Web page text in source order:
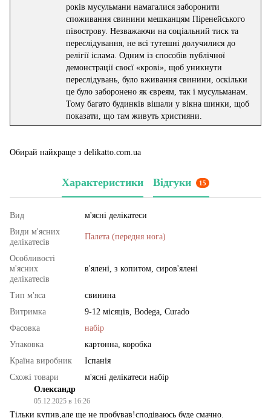
років мусульмани намагалися заборонити
споживання свинини мешканцям Піренейського
півострову. Незважаючи на соціальний тиск та
переслідування, не всі тутешні долучилися до
релігії іслама. Одним із способів публічної
демонстрації своєї «крові», щоб уникнути
переслідувань, було вживання свинини, оскільки
це було заборонено як євреям, так і мусульманам.
Тому багато будинків вішали у вікна шинки, щоб
показати, що там живуть християни.
Обирай найкраще з delikatto.com.ua
Характеристики Відгуки 15
Вид
м'ясні делікатеси
Види м'ясних
делікатесів
Палета (передня нога)
Особливості
м'ясних
делікатесів
в'ялені, з копитом, сиров'ялені
Тип м'яса
свинина
Витримка
9-12 місяців, Bodega, Curado
Фасовка
набір
Упаковка
картонна, коробка
Країна виробник
Іспанія
Схожі товари
м'ясні делікатеси набір
Олександр
05.12.2025 в 16:26
Тільки купив,але ще не пробував!сподіваюсь буде смачно.